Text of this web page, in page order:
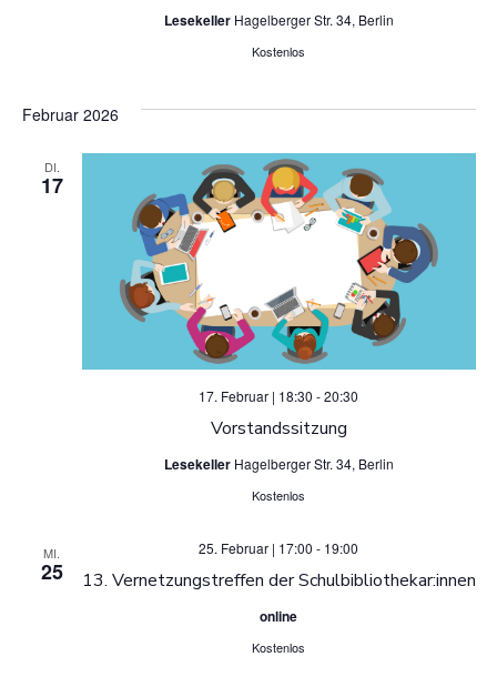
u
n
g
e
n
S
e
n
g
c
-
Lesekeller Hagelberger Str. 34, Berlin
Kostenlos
Februar 2026
DI.
17
Vorstandssitzung
17. Februar | 18:30 -20:30
Lesekeller Hagelberger Str. 34, Berlin
Kostenlos
MI.
25 13. Vernetzungstreffen der Schulbibliothekar:innen
25. Februar | 17:00 - 19:00
online
Kostenlos